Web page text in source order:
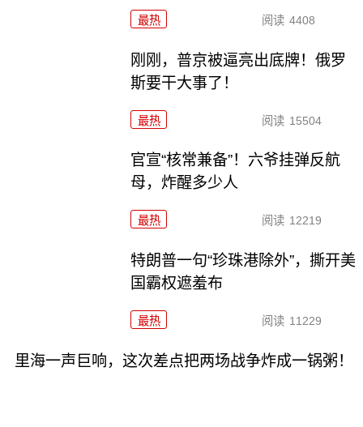
最热 阅读 4408
刚刚，普京被逼亮出底牌！俄罗
斯要干大事了！
最热 阅读 15504
官宣“核常兼备”！六爷挂弹反航
母，炸醒多少人
最热 阅读 12219
特朗普一句“珍珠港除外”，撕开美
国霸权遮羞布
最热 阅读 11229
里海一声巨响，这次差点把两场战争炸成一锅粥！